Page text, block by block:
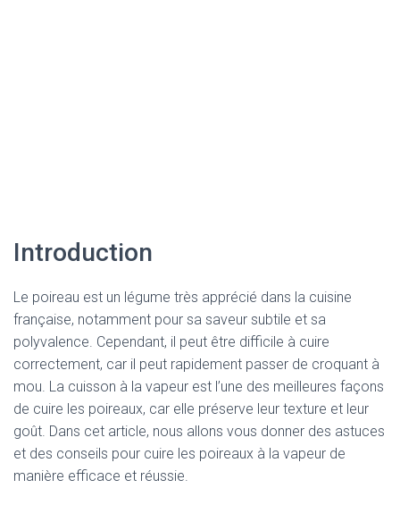
Introduction
Le poireau est un légume très apprécié dans la cuisine
française, notamment pour sa saveur subtile et sa
polyvalence. Cependant, il peut être difficile à cuire
correctement, car il peut rapidement passer de croquant à
mou. La cuisson à la vapeur est l’une des meilleures façons
de cuire les poireaux, car elle préserve leur texture et leur
goût. Dans cet article, nous allons vous donner des astuces
et des conseils pour cuire les poireaux à la vapeur de
manière efficace et réussie.